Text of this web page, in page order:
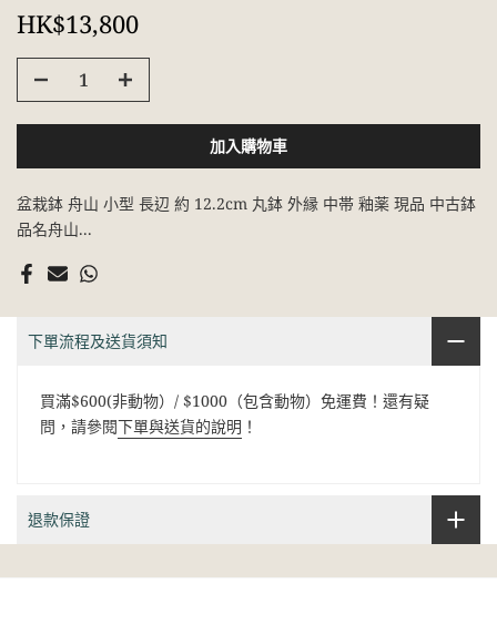
HK$13,800
加入購物車
盆栽鉢 舟山 小型 長辺 約 12.2cm 丸鉢 外縁 中帯 釉薬 現品 中古鉢
品名舟山...
下單流程及送貨須知
買滿$600(非動物）/ $1000（包含動物）免運費！還有疑
問，請參閱下單與送貨的說明 ！
退款保證